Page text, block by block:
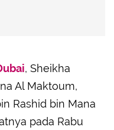
, Sheikha
Al Maktoum,
Rashid bin Mana
pada Rabu